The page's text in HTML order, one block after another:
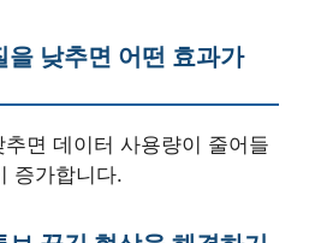
낮추면 어떤 효과가
면 데이터 사용량이 줄어들
증가합니다.